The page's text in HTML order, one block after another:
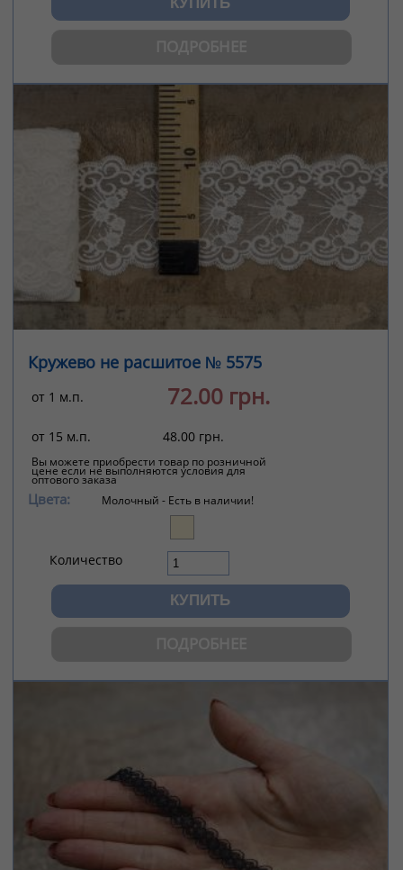
Кружево не расшитое № 5575
от 1 м.п. 72.00 грн.
от 15 м.п. 48.00 грн.
Вы можете приобрести товар по розничной
цене если не выполняются условия для
оптового заказа
Цвета: Молочный - Есть в наличии!
Количество